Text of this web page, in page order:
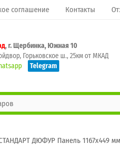
соглашение Контакты
, г. Щербинка, Южная 10
Горьковское ш., 25км от МКАД
Telegram
ДЮФУР Панель 1167х449